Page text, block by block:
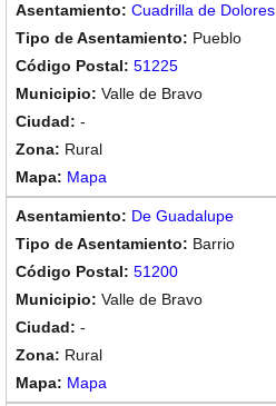
Cuadrilla de Dolores
Pueblo
51225
Valle de Bravo
-
Rural
Mapa
De Guadalupe
Barrio
51200
Valle de Bravo
-
Rural
Mapa